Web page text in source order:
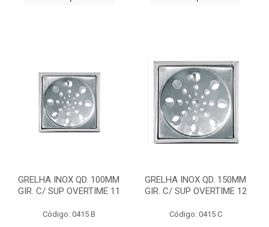
GRELHA INOX QD. 100MM
GIR. C/ SUP OVERTIME 11
Código: 0415 B
GRELHA INOX QD. 150MM
GIR. C/ SUP OVERTIME 12
Código: 0415 C